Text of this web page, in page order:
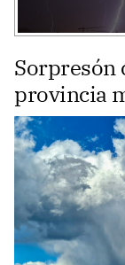
Sorpresón
provincia